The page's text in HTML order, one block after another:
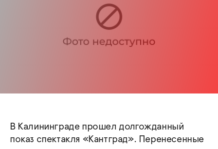
В Калининграде прошел долгожданный
показ спектакля «Кантград». Перенесенные